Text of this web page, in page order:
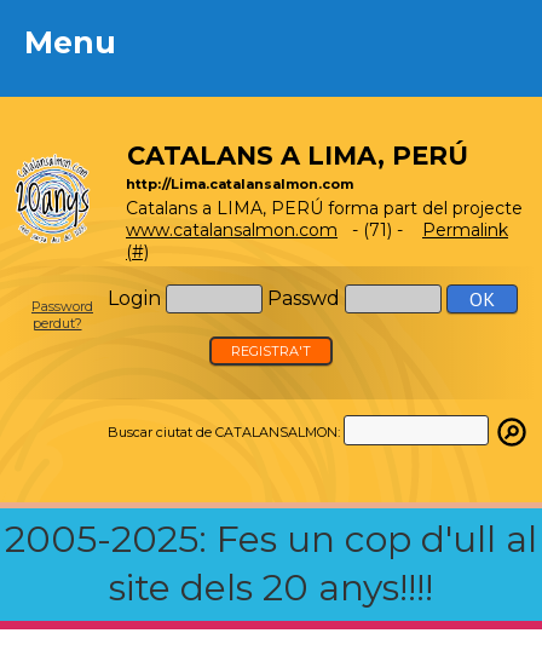
Menu
CATALANS A LIMA, PERÚ
http://Lima.catalansalmon.com
Catalans a LIMA, PERÚ forma part del projecte
www.catalansalmon.com - (71) - Permalink
(#)
Login Passwd
Password
perdut?
REGISTRA'T
Buscar ciutat de CATALANSALMON:
2005-2025: Fes un cop d'ull al
site dels 20 anys!!!!
Menu